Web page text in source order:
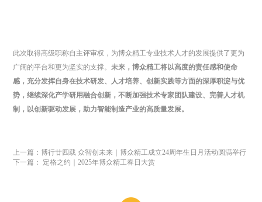
此次取得高级职称自主评审权，为博众精工专业技术人才的发展提供了更为
广阔的平台和更为坚实的支撑。未来，博众精工将以高度的责任感和使命
感，充分发挥自身在技术研发、人才培养、创新实践等方面的深厚积淀与优
势，继续深化产学研用融合创新，不断加强技术专家团队建设、完善人才机
制，以创新驱动发展，助力智能制造产业的高质量发展。
上一篇：博行廿四载 众智创未来｜博众精工成立24周年生日月活动圆满举行
下一篇： 定格之约｜2025年博众精工春日大赏